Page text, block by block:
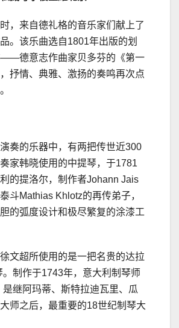
，来自德礼格的音乐家们献上了
。该乐曲选自1801年出版的划
——德意志作曲家贝多芬的《第一
抒情、典雅、激扬的奏鸣再次点
奏的乐器中，有两把传世近300
家韩晓使用的中提琴，于1781
的提洛尔，制作者Johann Jais
斗Mathias Khlotz的再传弟子，
的弧度设计和极尽繁复的涂漆工
文超所使用的是一把名贵的达拉
。制作于1743年，意大利制琴师
是继阿玛蒂、斯特拉迪瓦里、瓜
师之后，最重要的18世纪制琴大